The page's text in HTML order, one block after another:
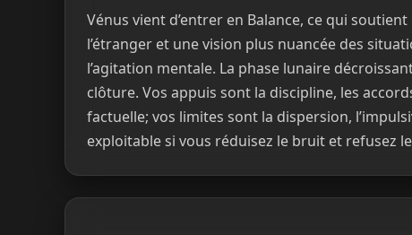
Vénus vient d’entrer en Balance, ce qui
l’étranger et une vision plus nuancée des
l’agitation mentale. La phase lunaire
clôture. Vos appuis sont la discipline, les
factuelle; vos limites sont la dispersion,
exploitable si vous réduisez le bruit et refusez